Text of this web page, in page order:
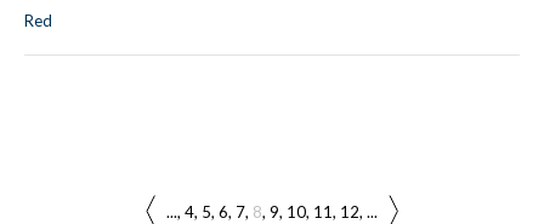
Red
... 4 5 6 7 8 9 10 11 12 ...